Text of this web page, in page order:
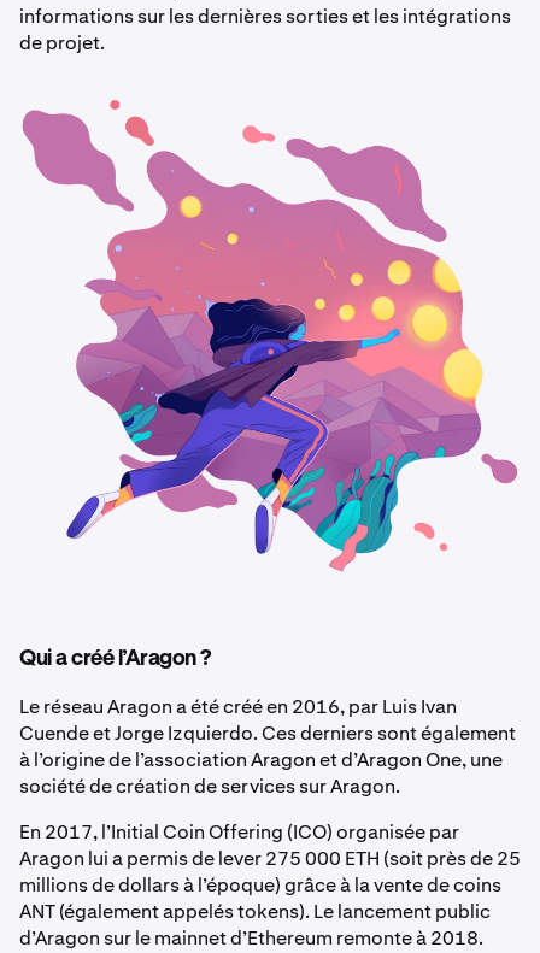
informations sur les dernières sorties et les intégrations
de projet.
Qui a créé l’Aragon ?
Le réseau Aragon a été créé en 2016, par Luis Ivan
Cuende et Jorge Izquierdo. Ces derniers sont également
à l’origine de l’association Aragon et d’Aragon One, une
société de création de services sur Aragon.
En 2017, l’Initial Coin Offering (ICO) organisée par
Aragon lui a permis de lever 275 000 ETH (soit près de 25
millions de dollars à l’époque) grâce à la vente de coins
ANT (également appelés tokens). Le lancement public
d’Aragon sur le mainnet d’Ethereum remonte à 2018.